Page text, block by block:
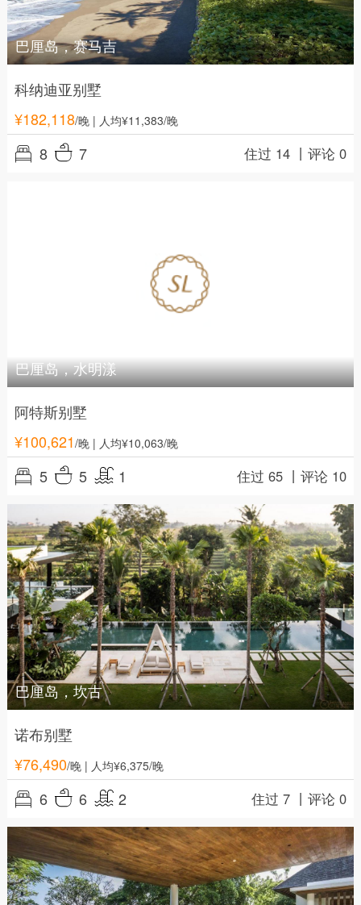
巴厘岛，赛马吉
科纳迪亚别墅
¥182,118/晚| 人均¥11,383/晚
8 7 住过 14 丨评论 0
巴厘岛，水明漾
阿特斯别墅
¥100,621/晚| 人均¥10,063/晚
5 5 1 住过 65 丨评论 10
巴厘岛，坎古
诺布别墅
¥76,490/晚| 人均¥6,375/晚
6 6 2 住过 7 丨评论 0